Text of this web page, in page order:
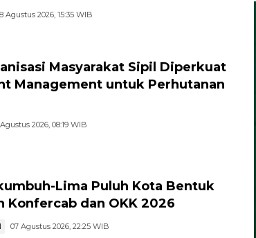
Agustus 2026, 15:35 WIB
Masyarakat Sipil Diperkuat
Management untuk Perhutanan
2026, 08:19 WIB
Lima Puluh Kota Bentuk
Konfercab dan OKK 2026
07 Agustus 2026, 22:25 WIB